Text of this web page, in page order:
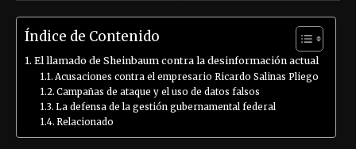
Índice de Contenido
El llamado de Sheinbaum contra la desinformación actual
Acusaciones contra el empresario Ricardo Salinas Pliego
Campañas de ataque y el uso de datos falsos
La defensa de la gestión gubernamental federal
Relacionado